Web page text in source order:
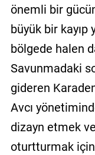
önemli bir
büyük bir kayıp
bölgede halen
Savunmadaki
gideren
Avcı
dizayn etmek
oturtturmak için